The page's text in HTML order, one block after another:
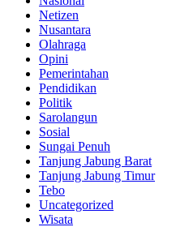
Netizen
Nusantara
Olahraga
Opini
Pemerintahan
Pendidikan
Politik
Sarolangun
Sosial
Sungai Penuh
Tanjung Jabung Barat
Tanjung Jabung Timur
Tebo
Uncategorized
Wisata